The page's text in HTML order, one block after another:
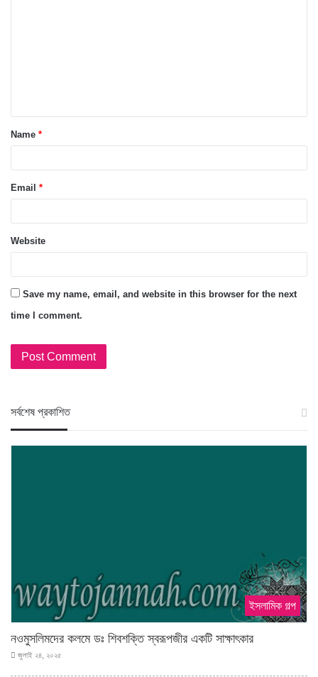
Name *
Email *
Website
Save my name, email, and website in this browser for the next
time I comment.
স‍র্বশেষ প্রকাশিত
ইসলামিক গল্প
নওমুসলিমদের কলমে ডঃ শিবশক্তি স্বরূপজীর একটি সাক্ষাৎকার
জুলাই ২৪, ২০২৫